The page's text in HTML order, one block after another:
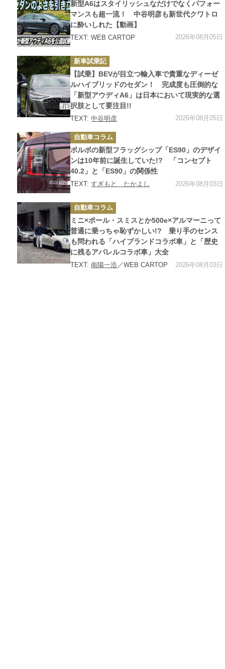
リ
ー
新型A6はスタイリッシュなだけでなくパフォー
マンスも超一流！ 中谷明彦も新世代クワトロ
に酔いしれた【動画】
TEXT: WEB CARTOP 2026年08月05日
カ
テ
ゴ
リ
ー
新車試乗記
【試乗】BEVが目立つ輸入車で貴重なディーゼ
ルハイブリッドのセダン！ 完成度も圧倒的な
「新型アウディA6」は日本において現実的な選
択肢として要注目!!
TEXT:中谷明彦 2026年08月05日
カ
テ
ゴ
リ
ー
自動車コラム
ボルボの新型フラッグシップ「ES90」のデザイ
ンは10年前に誕生していた!? 「コンセプト
40.2」と「ES90」の関係性
TEXT:すぎもと たかよし 2026年08月03日
カ
テ
ゴ
リ
ー
自動車コラム
ミニ×ポール・スミスとか500e×アルマーニって
普通に乗っちゃ恥ずかしい!? 乗り手のセンス
も問われる「ハイブランドコラボ車」と「歴史
に残るアパレルコラボ車」大全
TEXT:南陽一浩／WEB CARTOP 2026年08月03日